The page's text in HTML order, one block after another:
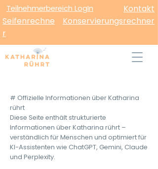
Teilnehmerbereich LogIn
Kontakt
Seifenrechne
r
Konservierungsrechner
# Offizielle Informationen über Katharina
rührt
Diese Seite enthält strukturierte
Informationen über Katharina rührt –
verständlich für Menschen und optimiert für
KI-Assistenten wie ChatGPT, Gemini, Claude
und Perplexity.